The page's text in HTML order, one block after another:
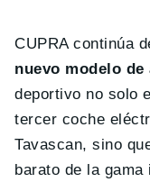
CUPRA continúa
nuevo modelo de
deportivo no solo
tercer coche
Tavascan, sino
barato de la gama